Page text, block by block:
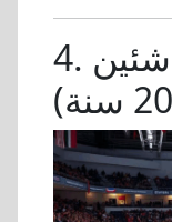
4. بطولة العالم للناشئين